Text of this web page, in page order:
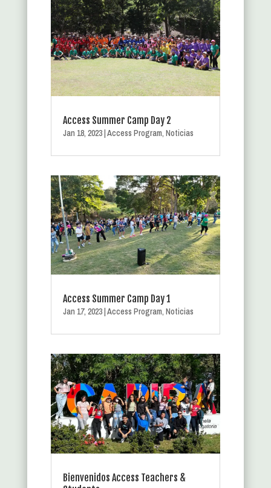
Access Summer Camp Day 2
Jan 18, 2023|Access Program,Noticias
Access Summer Camp Day 1
Jan 17, 2023|Access Program,Noticias
Bienvenidos Access Teachers &